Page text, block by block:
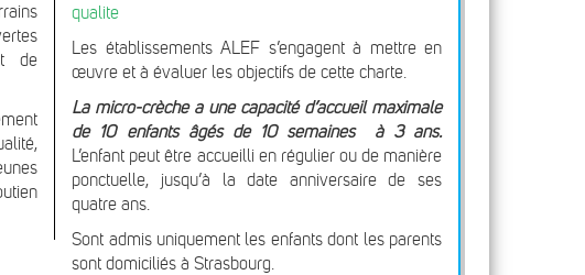
de
qualite
Les établissements ALEF s’engagent à mettre en
œuvre et à évaluer les objectifs de cette charte.
La micro-crèche a une capacité d’accueil maximale
de 10 enfants âgés de 10 semaines à 3 ans.
L’enfant peut être accueilli en régulier ou de manière
ponctuelle, jusqu’à la date anniversaire de ses
quatre ans.
Sont admis uniquement les enfants dont les parents
sont domiciliés à Strasbourg.